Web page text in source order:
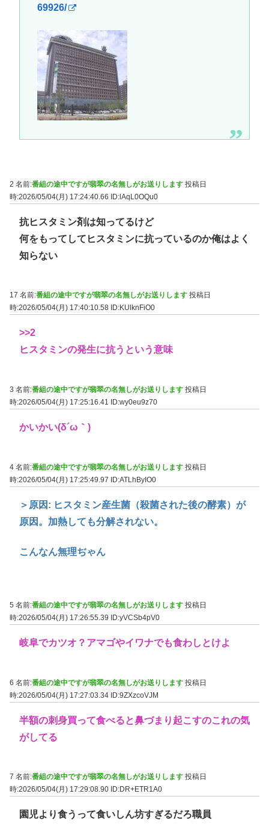
69926/
2 名前:番組の途中ですが翡翠の名無しがお送りします 投稿日
時:2026/05/04(月) 17:24:40.66 ID:lAqL0OQu0
抗ヒスタミン剤は知ってるけど
何をもってしてヒスタミンに抗っているのか俺はよく
知らない
17 名前:番組の途中ですが翡翠の名無しがお送りします 投稿日
時:2026/05/04(月) 17:40:10.58 ID:KUlknFiO0
>>2
ヒスタミンの発生に抗うという意味
3 名前:番組の途中ですが翡翠の名無しがお送りします 投稿日
時:2026/05/04(月) 17:25:16.41
ID:wy0eu9z70
かいかい(δ´ω｀)
4 名前:番組の途中ですが翡翠の名無しがお送りします 投稿日
時:2026/05/04(月) 17:25:49.97 ID:ATLhByIO0
＞原因: ヒスタミン産生菌（殺菌された後の酵素）が
原因。加熱しても分解されない。
こんなん無理ぢゃん
5 名前:番組の途中ですが翡翠の名無しがお送りします 投稿日
時:2026/05/04(月) 17:26:55.39
ID:yVCSb4pV0
岐阜でカツオ？アマゴやイワナでも食わしとけよ
6 名前:番組の途中ですが翡翠の名無しがお送りします 投稿日
時:2026/05/04(月) 17:27:03.34 ID:9ZXzcoVJM
半額の刺身買って食べると鼻づまり起こすのこれの気
がしてる
7 名前:番組の途中ですが翡翠の名無しがお送りします 投稿日
時:2026/05/04(月) 17:29:08.90 ID:DR+ETR1A0
園児より食うって食いしん坊すぎるだろ職員